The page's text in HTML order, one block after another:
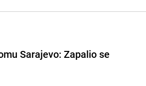
Sarajevo: Zapalio se